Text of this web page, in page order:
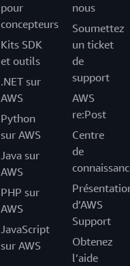
pour
concepteurs
Kits SDK
et outils
.NET sur
AWS
Python
sur AWS
Java sur
AWS
PHP sur
AWS
JavaScript
sur AWS
nous
Soumettez
un ticket
de
support
AWS
re:Post
Centre
de
d’AWS
Support
Obtenez
l’aide